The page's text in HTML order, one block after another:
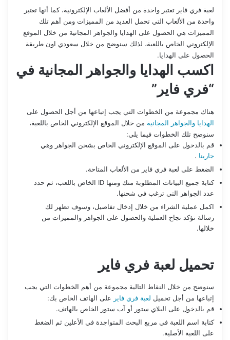
لعبة فري فاير تعتبر واحدة من أفضل الألعاب الإلكترونية، كما أنها تعتبر
واحدة من الألعاب التي تحمل العديد من المميزات ومن أهم تلك
المميزات هي الحصول على الهدايا والجواهر المجانية من خلال الموقع
الإلكتروني الخاص باللعبة، لذلك سنوضح من خلال سعودي اون طريقة
الحصول على الهدايا.
اكسب الهدايا والجواهر المجانية في
“فري فاير”
هناك مجموعة من الخطوات التي يجب إتباعها من أجل الحصول على
الهدايا والجواهر المجانية من خلال الموقع الإلكتروني الخاص باللعبة،
سنوضح تلك الخطوات فيما يلي:
قم بالدخول على الموقع الإلكتروني الخاص بشحن الجواهر وهي
جارينا .
الضغط على لعبة فري فاير من الألعاب المتاحة.
كتابة جميع البيانات المطلوبة منك ومنها ID الخاص باللعب، ثم حدد
عدد الجواهر التي ترغب في شحنها.
اكمل عملية الشراء من خلال إدخال تفاصيل، وسوف تظهر لك
رسالة تؤكد نجاح العملية والحصول على الجواهر والمميزات من
خلالها.
تحميل لعبة فري فاير
سنوضح من خلال النقاط التالية مجموعة من أهم الخطوات التي يجب
إتباعها من أجل تحميل لعبة فري فاير على الهاتف الخاص بك:
قم بالدخول على البلاي ستور أو آب ستور الخاص بالهاتف.
كتابة اسم اللعبة في مربع البحث المتواجدة في الأعلين ثم الضغط
على اللعبة الأصلية.